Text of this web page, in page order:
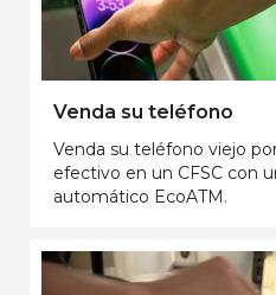
Venda su teléfono
Venda su teléfono viejo
efectivo en un CFSC con
automático EcoATM.